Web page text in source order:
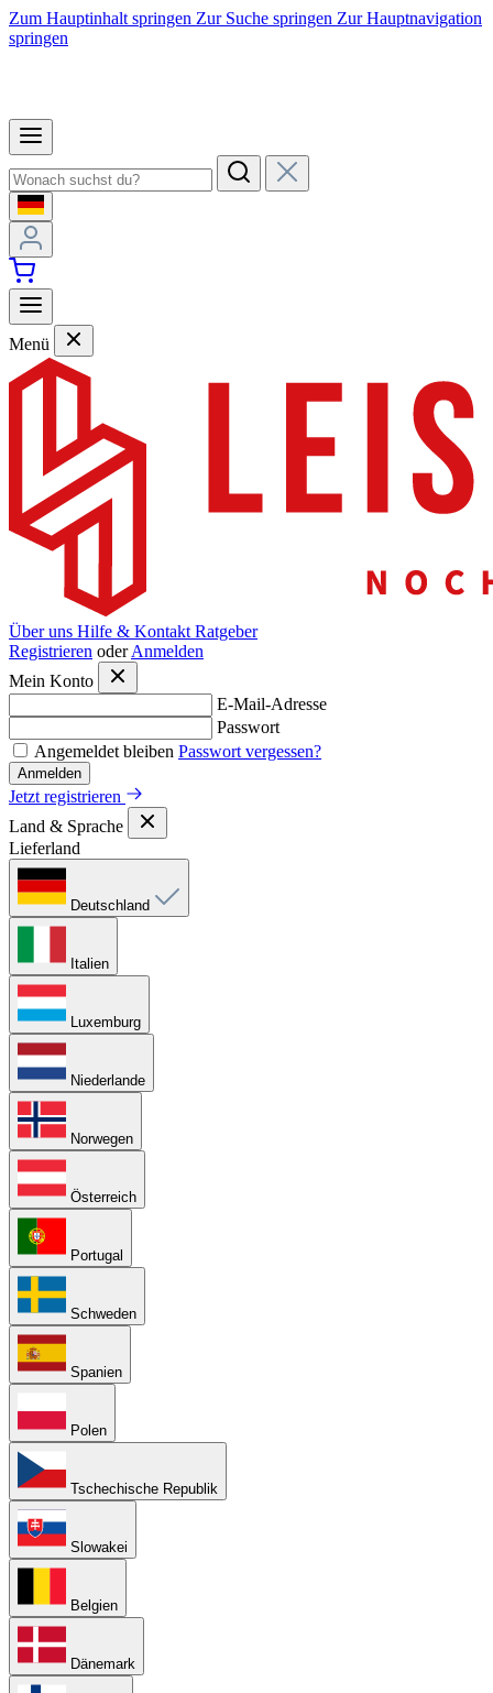
Zum Hauptinhalt springen Zur Suche springen Zur Hauptnavigation
springen
Menü
Über uns Hilfe & Kontakt Ratgeber
Registrieren oder Anmelden
Mein Konto
E-Mail-Adresse
Passwort
Angemeldet bleiben Passwort vergessen?
Anmelden
Jetzt registrieren
Land & Sprache
Lieferland
Deutschland
Italien
Luxemburg
Niederlande
Norwegen
Österreich
Portugal
Schweden
Spanien
Polen
Tschechische Republik
Slowakei
Belgien
Dänemark